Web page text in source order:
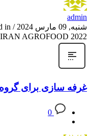
admin
شنبه, 09 مارس 2024
/
in
IRAN AGROFOOD 2022 غرفه‌سازی در بیست‌و‌‌نهمین نمایشگاه بین‌المللی صنایع کشاورزی و مواد غذایی– ۱۴۰۱
غرفه سازی برای گروه
0